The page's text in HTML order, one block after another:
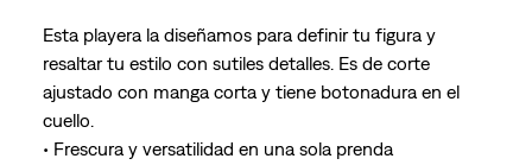
Esta playera la diseñamos para definir tu figura y
resaltar tu estilo con sutiles detalles. Es de corte
ajustado con manga corta y tiene botonadura en el
cuello.
• Frescura y versatilidad en una sola prenda